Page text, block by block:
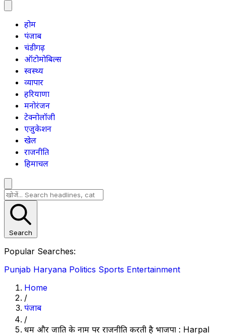
होम
पंजाब
चंडीगढ़
ऑटोमोबिल्स
स्वस्थ्य
व्यापार
हरियाणा
मनोरंजन
टेक्नोलॉजी
एजुकेशन
खेल
राजनीति
हिमाचल
Search
Popular Searches:
Punjab Haryana Politics Sports Entertainment
Home
/
पंजाब
/
धर्म और जाति के नाम पर राजनीति करती है भाजपा : Harpal